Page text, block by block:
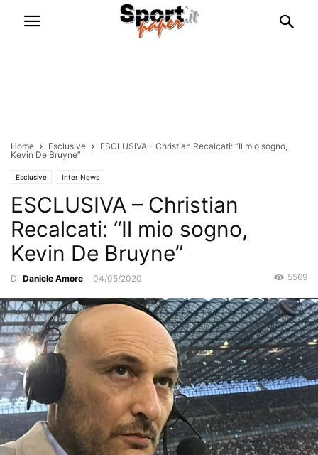
Home Esclusive
ESCLUSIVA – Christian Recalcati: “Il mio sogno,
Kevin De Bruyne”
Esclusive Inter News
ESCLUSIVA – Christian
Recalcati: “Il mio sogno,
Kevin De Bruyne”
Di Daniele Amore - 04/05/2020 5569